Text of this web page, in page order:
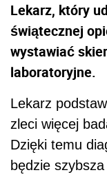
Lekarz, który
świątecznej
wystawiać
laboratoryjne.
Lekarz
zleci więcej
Dzięki temu
będzie